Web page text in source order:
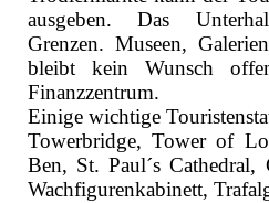
ausgeben. Das
Grenzen. Museen,
bleibt kein Wunsch
Finanzzentrum.
Einige wichtige
Towerbridge, Tower of
Ben, St. Paul´s Cathedral,
Wachfigurenkabinett,